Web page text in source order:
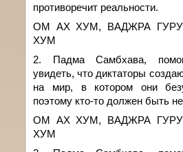
противоречит реальности.
ОМ АХ ХУМ, ВАДЖРА
ХУМ
2. Падма Самбхава,
увидеть, что диктаторы
на мир, в котором они
поэтому кто-то должен быть
ОМ АХ ХУМ, ВАДЖРА
ХУМ